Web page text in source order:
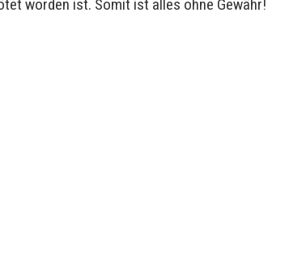
worden ist. Somit ist alles ohne Gewähr!